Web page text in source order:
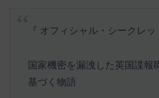
『 オフィシャル・シークレ
国家機密を漏洩した英国諜報
基づく物語